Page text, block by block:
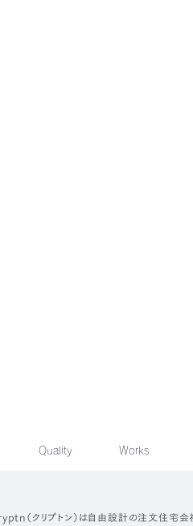
Quality Works
（クリプトン）は自由設計の注文住宅